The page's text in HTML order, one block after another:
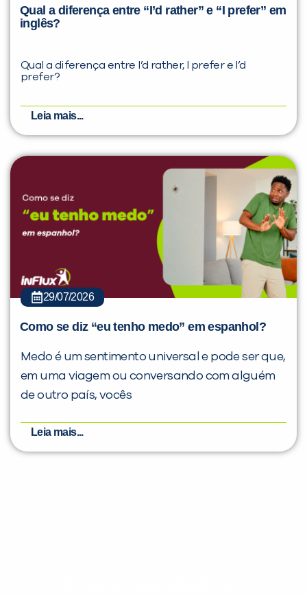
Qual a diferença entre “I’d rather” e “I prefer” em
inglês?
Qual a diferença entre I’d rather, I prefer e I’d
prefer?
Leia mais...
29/07/2026
Como se diz “eu tenho medo” em espanhol?
Medo é um sentimento universal e pode ser que,
em uma viagem ou conversando com alguém
de outro país, vocês
Leia mais...